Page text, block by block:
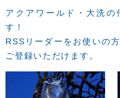
アクアワールド・大洗の
す！
RSSリーダーをお使いの方
ご登録いただけます。